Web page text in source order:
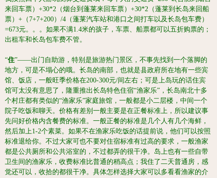
来回车票）+30*2（烟台到蓬莱来回车票）+30*2（蓬莱到长岛来回船
票）+（7+7+200）/4（蓬莱汽车站和港口之间打车以及长岛包车费）
=673元。。。 如果不满1.4米的孩子，车票、船票都可以五折购票的；
出租车和长岛包车费不管。
“住”——出门自助游，特别是旅游热门景区，不事先找到一个落脚的
地方，可是不塌心的哦。 长岛的南部，也就是县政府所在地有一些宾
馆、饭店，一般旺季价格在200-300元/间左右；可是上岛玩的话住宾
馆可太没有意思了，隆重推出长岛特色住宿“渔家乐”，长岛南北十多
个村庄都有类似的“渔家乐”家庭旅馆，一般都是小二层楼，中间一个
院子吃饭和聊天。 价格有差别一般主要是在正餐标准上，所以建议事
先问好价格内含餐费的标准。一般正餐的标准是几个人有几个海鲜，
然后加上1-2个素菜。 如果不在渔家乐吃饭的话提前说，他们可以按照
标准退给你。 不过大家可也不要对住宿标准有过高的要求，一般渔家
都是公共厕所和公共浴室的，不过都弄的很干净。岛上也有一些自带
卫生间的渔家乐，收费标准比普通的稍高点；我住了二天普通房，感
觉还可以，收拾的都很干净。具体怎样选择大家可以多看看渔家的介